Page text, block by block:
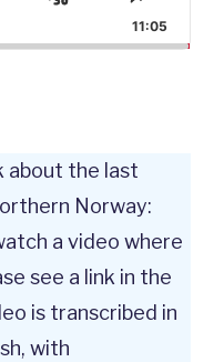
Jump
Forward
This
11:05
about the last
Norway:
a video where
see a link in the
is transcribed in
with